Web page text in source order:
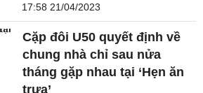
17:58 21/04/2023
Cặp đôi U50 quyết định về
chung nhà chỉ sau nửa
tháng gặp nhau tại ‘Hẹn ăn
trưa’